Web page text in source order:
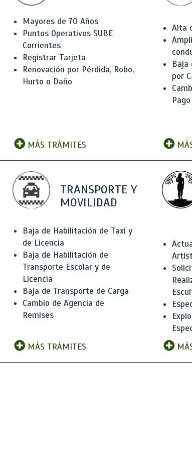
Mayores de 70 Años
Puntos Operativos SUBE
Corrientes
Registrar Tarjeta
Renovación por Pérdida, Robo,
Hurto o Daño
MÁS TRÁMITES
Alta
Baja
por
TRANSPORTE Y
MOVILIDAD
Baja de Habilitación de Taxi y
de Licencia
Baja de Habilitación de
Transporte Escolar y de
Licencia
Baja de Transporte de Carga
Cambio de Agencia de
Remises
MÁS TRÁMITES